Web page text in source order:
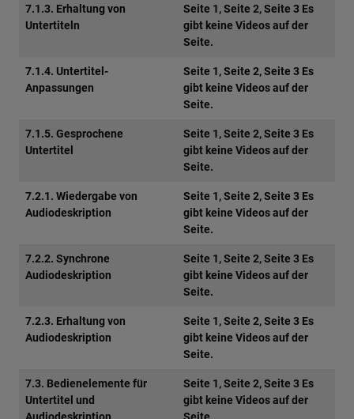
7.1.3. Erhaltung von
Untertiteln
Seite 1, Seite 2, Seite 3 Es
gibt keine Videos auf der
Seite.
7.1.4. Untertitel-
Anpassungen
Seite 1, Seite 2, Seite 3 Es
gibt keine Videos auf der
Seite.
7.1.5. Gesprochene
Untertitel
Seite 1, Seite 2, Seite 3 Es
gibt keine Videos auf der
Seite.
7.2.1. Wiedergabe von
Audiodeskription
Seite 1, Seite 2, Seite 3 Es
gibt keine Videos auf der
Seite.
7.2.2. Synchrone
Audiodeskription
Seite 1, Seite 2, Seite 3 Es
gibt keine Videos auf der
Seite.
7.2.3. Erhaltung von
Audiodeskription
Seite 1, Seite 2, Seite 3 Es
gibt keine Videos auf der
Seite.
7.3. Bedienelemente für
Untertitel und
Seite 1, Seite 2, Seite 3 Es
gibt keine Videos auf der